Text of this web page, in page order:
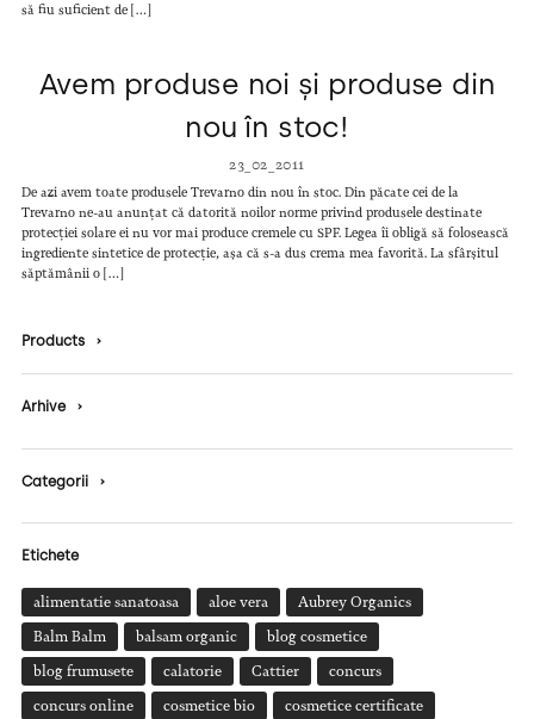
să fiu suficient de […]
Avem produse noi și produse din
nou în stoc!
23_02_2011
De azi avem toate produsele Trevarno din nou în stoc. Din păcate cei de la
Trevarno ne-au anunțat că datorită noilor norme privind produsele destinate
protecției solare ei nu vor mai produce cremele cu SPF. Legea îi obligă să folosească
ingrediente sintetice de protecție, așa că s-a dus crema mea favorită. La sfârșitul
săptămânii o […]
Products ›
Arhive ›
Categorii ›
Etichete
alimentatie sanatoasa aloe vera Aubrey Organics
Balm Balm balsam organic blog cosmetice
blog frumusete calatorie Cattier concurs
concurs online cosmetice bio cosmetice certificate